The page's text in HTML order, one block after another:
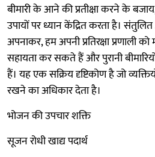
बीमारी के आने की प्रतीक्षा करने के
उपायों पर ध्यान केंद्रित करता है।
अपनाकर, हम अपनी प्रतिरक्षा
सहायता कर सकते हैं और पुरानी
हैं। यह एक सक्रिय दृष्टिकोण है जो
रखने का अधिकार देता है।
भोजन की उपचार शक्ति
सूजन रोधी खाद्य पदार्थ